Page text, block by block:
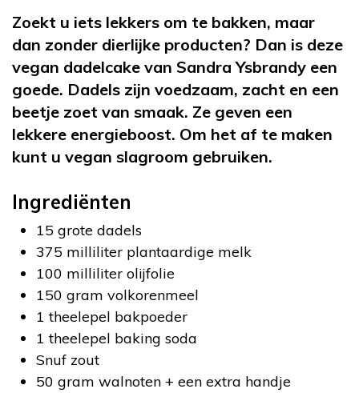
Zoekt u iets lekkers om te bakken, maar
dan zonder dierlijke producten? Dan is deze
vegan dadelcake van Sandra Ysbrandy een
goede. Dadels zijn voedzaam, zacht en een
beetje zoet van smaak. Ze geven een
lekkere energieboost. Om het af te maken
kunt u vegan slagroom gebruiken.
Ingrediënten
15 grote dadels
375 milliliter plantaardige melk
100 milliliter olijfolie
150 gram volkorenmeel
1 theelepel bakpoeder
1 theelepel baking soda
Snuf zout
50 gram walnoten + een extra handje